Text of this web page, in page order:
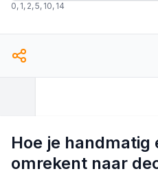
0, 1, 2,5, 10, 14
Hoe je handmatig
omrekent naar